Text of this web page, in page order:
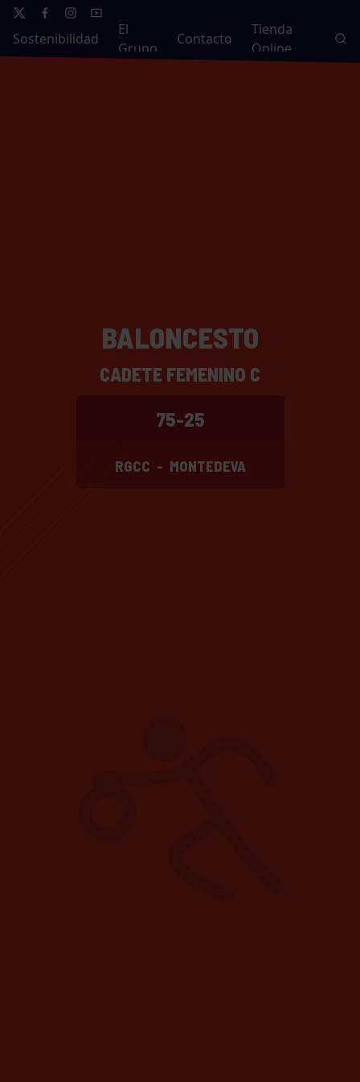
Sostenibilidad
El
Grupo
Contacto
Tienda
Online
BALONCESTO
CADETE FEMENINO C
75-25
RGCC - MONTEDEVA